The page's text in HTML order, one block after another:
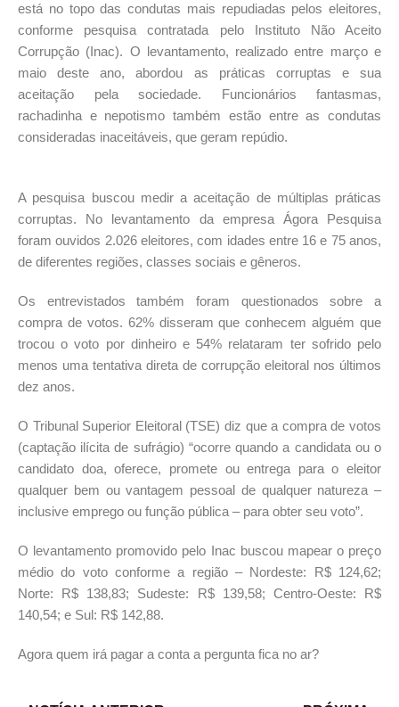
está no topo das condutas mais repudiadas pelos eleitores,
conforme pesquisa contratada pelo Instituto Não Aceito
Corrupção (Inac). O levantamento, realizado entre março e
maio deste ano, abordou as práticas corruptas e sua
aceitação pela sociedade. Funcionários fantasmas,
rachadinha e nepotismo também estão entre as condutas
consideradas inaceitáveis, que geram repúdio.
A pesquisa buscou medir a aceitação de múltiplas práticas
corruptas. No levantamento da empresa Ágora Pesquisa
foram ouvidos 2.026 eleitores, com idades entre 16 e 75 anos,
de diferentes regiões, classes sociais e gêneros.
Os entrevistados também foram questionados sobre a
compra de votos. 62% disseram que conhecem alguém que
trocou o voto por dinheiro e 54% relataram ter sofrido pelo
menos uma tentativa direta de corrupção eleitoral nos últimos
dez anos.
O Tribunal Superior Eleitoral (TSE) diz que a compra de votos
(captação ilícita de sufrágio) “ocorre quando a candidata ou o
candidato doa, oferece, promete ou entrega para o eleitor
qualquer bem ou vantagem pessoal de qualquer natureza –
inclusive emprego ou função pública – para obter seu voto”.
O levantamento promovido pelo Inac buscou mapear o preço
médio do voto conforme a região – Nordeste: R$ 124,62;
Norte: R$ 138,83; Sudeste: R$ 139,58; Centro-Oeste: R$
140,54; e Sul: R$ 142,88.
Agora quem irá pagar a conta a pergunta fica no ar?